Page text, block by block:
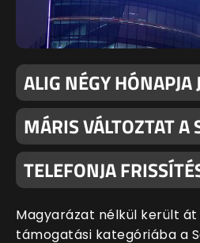
ALIG NÉGY HÓNAPJA
MÁRIS VÁLTOZTAT A
TELEFONJA
Magyarázat nélkül került
támogatási kategóriába a